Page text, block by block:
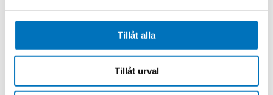
Tillåt alla
Tillåt urval